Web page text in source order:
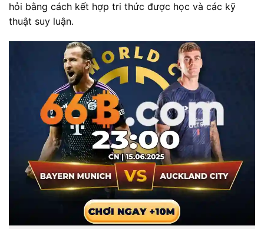
hỏi bằng cách kết hợp tri thức được học và các kỹ
thuật suy luận.